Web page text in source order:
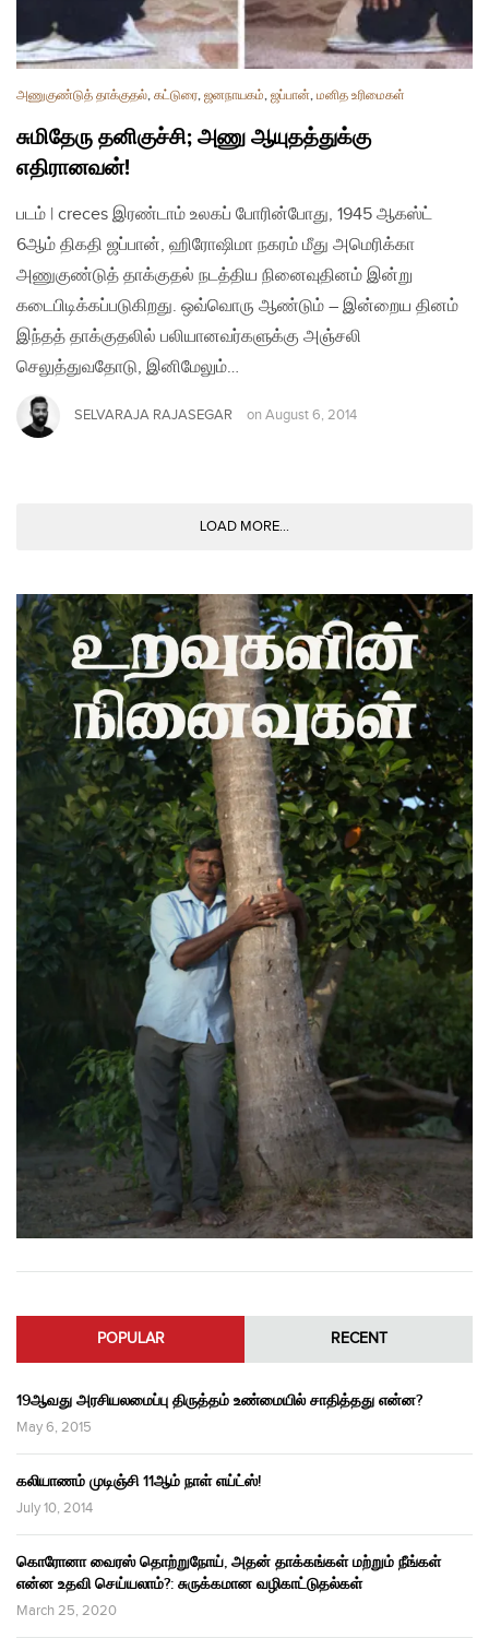
அணுகுண்டுத் தாக்குதல், கட்டுரை, ஜனநாயகம், ஜப்பான், மனித உரிமைகள்
சுமிதேரு தனிகுச்சி; அணு ஆயுதத்துக்கு
எதிரானவன்!
படம் | creces இரண்டாம் உலகப் போரின்போது, 1945 ஆகஸ்ட்
6ஆம் திகதி ஜப்பான், ஹிரோஷிமா நகரம் மீது அமெரிக்கா
அணுகுண்டுத் தாக்குதல் நடத்திய நினைவுதினம் இன்று
கடைபிடிக்கப்படுகிறது. ஒவ்வொரு ஆண்டும் – இன்றைய தினம்
இந்தத் தாக்குதலில் பலியானவர்களுக்கு அஞ்சலி
செலுத்துவதோடு, இனிமேலும்…
SELVARAJA RAJASEGAR on August 6, 2014
LOAD MORE...
POPULAR RECENT
19ஆவது அரசியலமைப்பு திருத்தம் உண்மையில் சாதித்தது என்ன?
May 6, 2015
கலியாணம் முடிஞ்சி 11ஆம் நாள் எய்ட்ஸ்!
July 10, 2014
கொரோனா வைரஸ் தொற்றுநோய், அதன் தாக்கங்கள் மற்றும் நீங்கள்
என்ன உதவி செய்யலாம்?: சுருக்கமான வழிகாட்டுதல்கள்
March 25, 2020